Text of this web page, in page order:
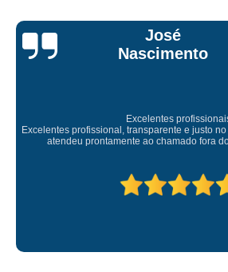
José
Nascimento
Excelentes
Excelentes profissional, transparente e justo
atendeu prontamente ao chamado fora